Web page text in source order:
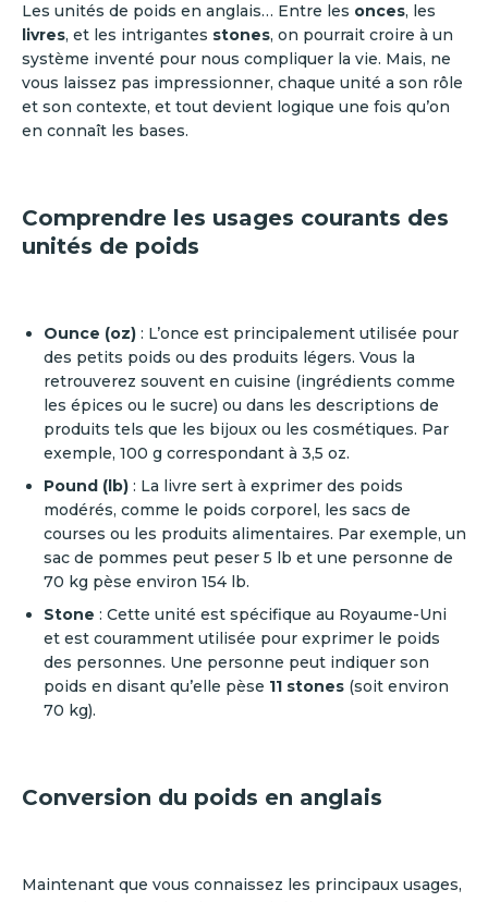
Les unités de poids en anglais… Entre les onces, les
livres, et les intrigantes stones, on pourrait croire à un
système inventé pour nous compliquer la vie. Mais, ne
vous laissez pas impressionner, chaque unité a son rôle
et son contexte, et tout devient logique une fois qu’on
en connaît les bases.
Comprendre les usages courants des
unités de poids
Ounce (oz) : L’once est principalement utilisée pour
des petits poids ou des produits légers. Vous la
retrouverez souvent en cuisine (ingrédients comme
les épices ou le sucre) ou dans les descriptions de
produits tels que les bijoux ou les cosmétiques. Par
exemple, 100 g correspondant à 3,5 oz.
Pound (lb) : La livre sert à exprimer des poids
modérés, comme le poids corporel, les sacs de
courses ou les produits alimentaires. Par exemple, un
sac de pommes peut peser 5 lb et une personne de
70 kg pèse environ 154 lb.
Stone : Cette unité est spécifique au Royaume-Uni
et est couramment utilisée pour exprimer le poids
des personnes. Une personne peut indiquer son
poids en disant qu’elle pèse 11 stones (soit environ
70 kg).
Conversion du poids en anglais
Maintenant que vous connaissez les principaux usages,